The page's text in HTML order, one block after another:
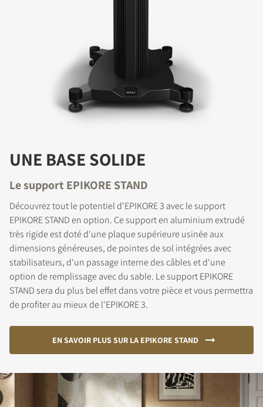
UNE BASE SOLIDE
Le support EPIKORE STAND
Découvrez tout le potentiel d'EPIKORE 3 avec le support
EPIKORE STAND en option. Ce support en aluminium extrudé
très rigide est doté d'une plaque supérieure usinée aux
dimensions généreuses, de pointes de sol intégrées avec
stabilisateurs, d'un passage interne des câbles et d'une
option de remplissage avec du sable. Le support EPIKORE
STAND sera du plus bel effet dans votre pièce et vous permettra
de profiter au mieux de l'EPIKORE 3.
EN SAVOIR PLUS SUR LA EPIKORE STAND
INSCRIVEZ-VOUS POUR
ACCÉDER AUX
TÉLÉCHARGEMENTS
Remplissez ce formulaire pour accéder
directement à tous les fichiers en
téléchargement verrouillés de notre site Web.